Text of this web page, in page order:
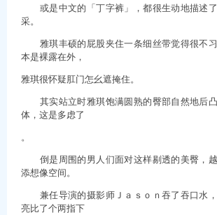
或是中文的「丁字裤」，都很生动地描述
采。
雅琪丰硕的屁股夹住一条细丝带觉得很不
本是裸露在外，
雅琪很怀疑肛门怎幺遮掩住。
其实站立时雅琪饱满圆熟的臀部自然地后
体，这是多虑了
。
倒是周围的男人们面对这样剔透的美臀，
添想像空间。
兼任导演的摄影师Ｊａｓｏｎ吞了吞口水
亮比了个两指下